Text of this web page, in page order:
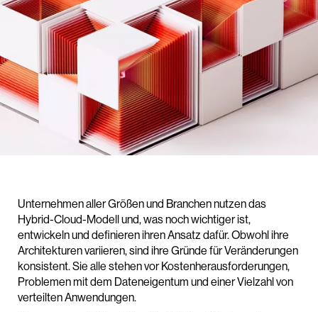
Unternehmen aller Größen und Branchen nutzen das
Hybrid-Cloud-Modell und, was noch wichtiger ist,
entwickeln und definieren ihren Ansatz dafür. Obwohl ihre
Architekturen variieren, sind ihre Gründe für Veränderungen
konsistent. Sie alle stehen vor Kostenherausforderungen,
Problemen mit dem Dateneigentum und einer Vielzahl von
verteilten Anwendungen.